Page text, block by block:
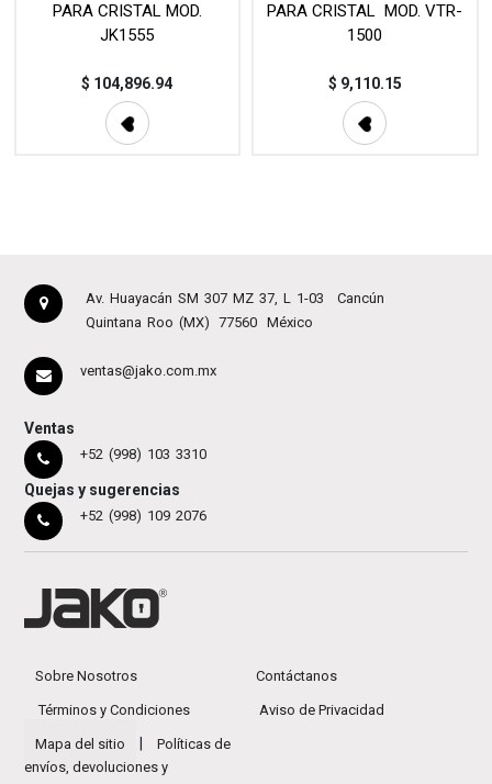
PARA CRISTAL MOD.
JK1555
$ 104,896.94
PARA CRISTAL MOD. VTR-
1500
$ 9,110.15
Av. Huayacán SM 307 MZ 37, L 1-03
Cancún
Quintana Roo (MX)
77560 México
ventas@jako.com.mx
Ventas
+52 (998) 103 3310
Quejas y sugerencias
+52 (998) 109 2076
Sobre Nosotros Contáctanos
Términos y Condiciones Aviso de Privacidad
Mapa del sitio
Políticas de
envíos, devoluciones y